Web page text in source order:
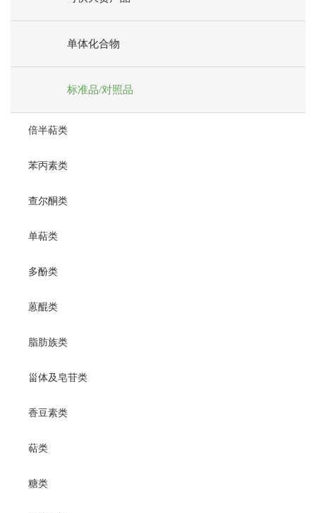
单体化合物
标准品/对照品
倍半萜类
苯丙素类
查尔酮类
单萜类
多酚类
蒽醌类
脂肪族类
甾体及皂苷类
香豆素类
萜类
糖类